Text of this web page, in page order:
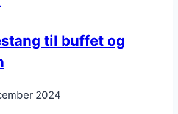
til buffet og
2024